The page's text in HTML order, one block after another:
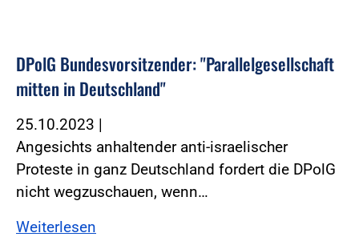
DPolG Bundesvorsitzender: "Parallelgesellschaft
mitten in Deutschland"
25.10.2023 |
Angesichts anhaltender anti-israelischer
Proteste in ganz Deutschland fordert die DPolG
nicht wegzuschauen, wenn…
Weiterlesen